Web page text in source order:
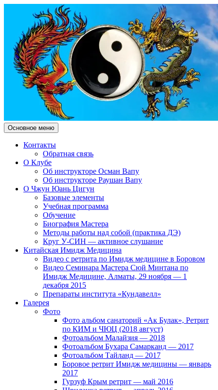
Чжун Юань Цигун Клуб
"Здесь и Сейчас"
Поиск
Основное меню Перейти
к
Контакты
Обратная связь
О Клубе
Об инструкторе Осман Вапу
Об инструкторе Раушан Вапу
О Чжун Юань Цигун
Базовые элементы
Учебная программа
Обучение
Биография Мастера
Методы работы над собой (практика ДЭ)
Круг У-СИН — активное слушание
Китайская Имидж Медицина
Видео с ретрита по Имидж медицине в Боровом
Видео Семинара Мастера Сюй Минтана по
Имидж Медицине, Алматы, 29 ноября — 1
декабря 2015
Препараты института «Кундавелл»
Галерея
Фото
Фото альбом санаторий «Ак Булак», Ретрит
по КИМ и ЧЮЦ (2018 август)
Фотоальбом Малайзия — 2018
Фотоальбом Бухара Самарканд — 2017
Фотоальбом Тайланд — 2017
Боровое ретрит Имидж медицины — январь
2017
Гурзуф Крым ретрит — май 2016